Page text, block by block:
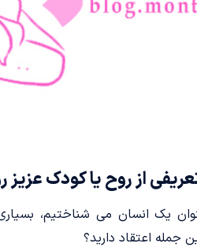
از روح یا کودک عزیز
یک انسان می ­شناختیم،
جمله اعتقاد دارید؟